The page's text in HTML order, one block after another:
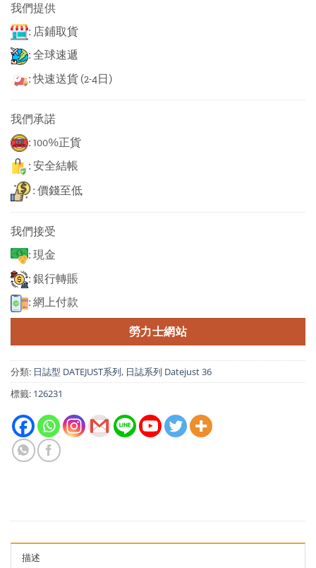
我們提供
: 店鋪取貨
: 全球速遞
: 快速送貨 (2-4日)
我們承諾
: 100%正貨
: 安全結帳
: 價錢至低
我們接受
: 現金
: 銀行轉賬
: 網上付款
勞力士網站
分類: 日誌型 DATEJUST系列, 日誌系列 Datejust 36
標籤: 126231
描述